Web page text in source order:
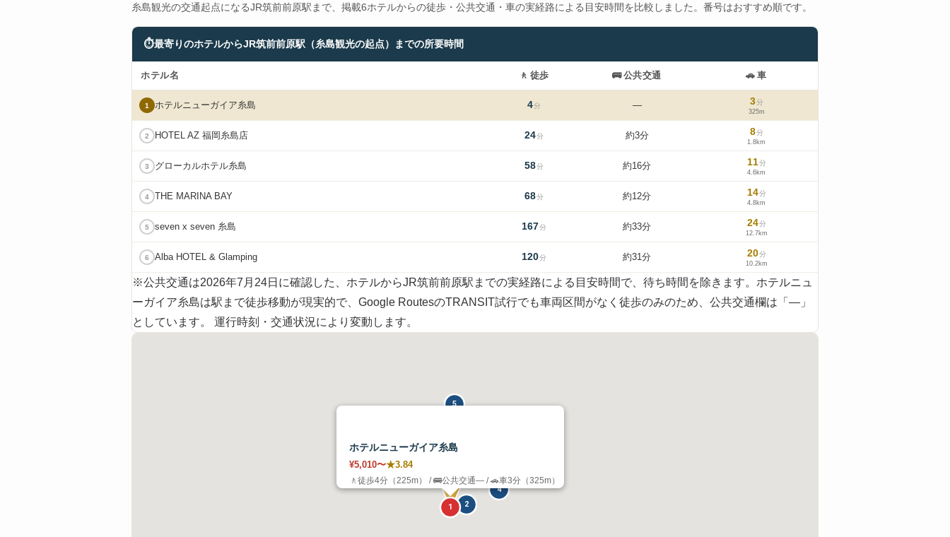
糸島観光の交通起点になるJR筑前前原駅まで、掲載6ホテルからの徒歩・公共交通・車の実経路による目安時間を比較しました。番号はおすすめ順です。
⏱最寄りのホテルからJR筑前前原駅（糸島観光の起点）までの所要時間
ホテル名 🚶 徒歩 🚌公共交通 🚗 車
1 ホテルニューガイア糸島 4分 — 3分
325m
2 HOTEL AZ 福岡 糸島店 24分 約3分 8分
1.8km
3 グローカルホテル糸島 58分 約16分 11分
4.6km
4 THE MARINA BAY 68分 約12分 14分
4.8km
5 seven x seven 糸島 167分 約33分 24分
12.7km
6 Alba HOTEL & Glamping 120分 約31分 20分
10.2km
※公共交通は2026年7月24日に確認した、ホテルからJR筑前前原駅までの実経路による目安時間で、待ち時間を除きます。ホテルニュ
ーガイア糸島は駅まで徒歩移動が現実的で、Google RoutesのTRANSIT試行でも車両区間がなく徒歩のみのため、公共交通欄は「—」
としています。 運行時刻・交通状況により変動します。
★
1 2
3
4
5
ホテルニューガイア糸島
¥5,010〜★3.84
🚶徒歩4分（225m） / 🚌公共交通— / 🚗車3分（325m）